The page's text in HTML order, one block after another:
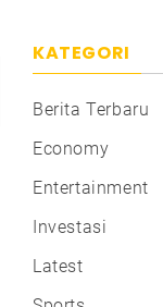
KATEGORI
Berita Terbaru
Economy
Entertainment
Investasi
Latest